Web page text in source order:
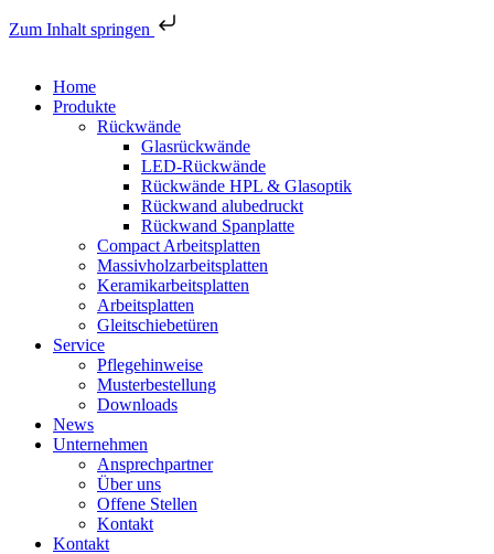
Zum Inhalt springen
Home
Produkte
Rückwände
Glasrückwände
LED-Rückwände
Rückwände HPL & Glasoptik
Rückwand alubedruckt
Rückwand Spanplatte
Compact Arbeitsplatten
Massivholzarbeitsplatten
Keramikarbeitsplatten
Arbeitsplatten
Gleitschiebetüren
Service
Pflegehinweise
Musterbestellung
Downloads
News
Unternehmen
Ansprechpartner
Über uns
Offene Stellen
Kontakt
Kontakt